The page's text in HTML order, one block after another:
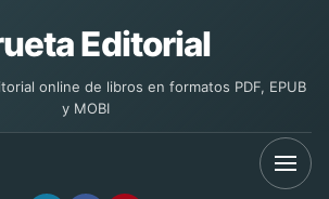
Editorial
online de libros en formatos PDF, EPUB
y MOBI